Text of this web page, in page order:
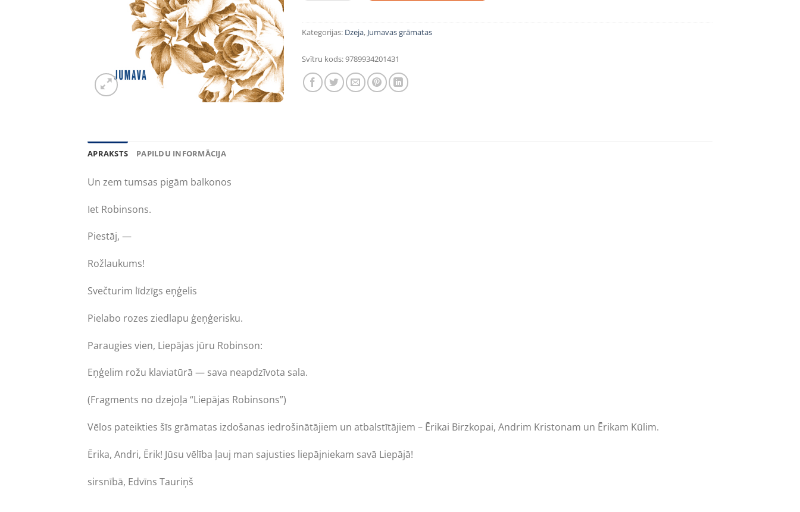
Kategorijas: Dzeja, Jumavas grāmatas
Svītru kods:9789934201431
APRAKSTS PAPILDU INFORMĀCIJA
Un zem tumsas pigām balkonos
Iet Robinsons.
Piestāj, —
Rožlaukums!
Svečturim līdzīgs eņģelis
Pielabo rozes ziedlapu ģeņģerisku.
Paraugies vien, Liepājas jūru Robinson:
Eņģelim rožu klaviatūrā — sava neapdzīvota sala.
(Fragments no dzejoļa “Liepājas Robinsons”)
Vēlos pateikties šīs grāmatas izdošanas iedrošinātājiem un atbalstītājiem – Ērikai Birzkopai, Andrim Kristonam un Ērikam Kūlim.
Ērika, Andri, Ērik! Jūsu vēlība ļauj man sajusties liepājniekam savā Liepājā!
sirsnībā, Edvīns Tauriņš